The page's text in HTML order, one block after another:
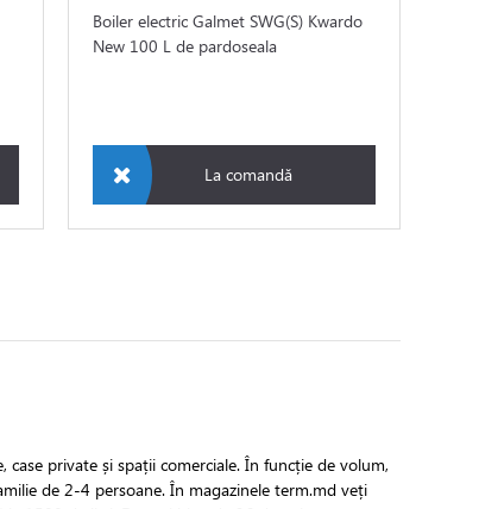
Boiler electric Galmet SWG(S) Kwardo
New 100 L de pardoseala
La comandă
private și spații comerciale. În funcție de volum,
de 2-4 persoane. În magazinele term.md veți